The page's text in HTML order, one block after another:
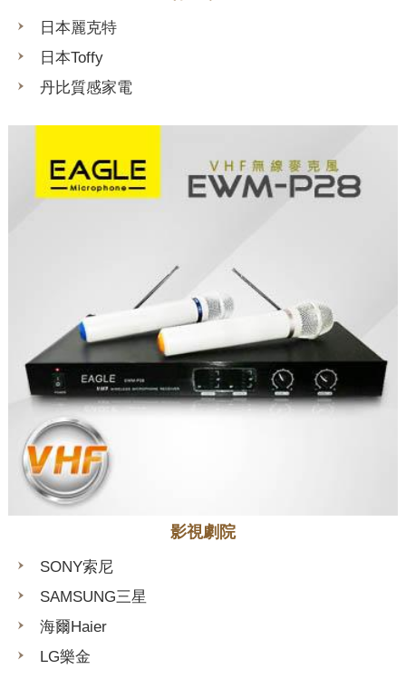
日本麗克特
日本Toffy
丹比質感家電
影視劇院
SONY索尼
SAMSUNG三星
海爾Haier
LG樂金